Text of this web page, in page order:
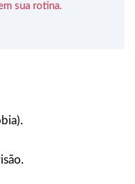
sua rotina.